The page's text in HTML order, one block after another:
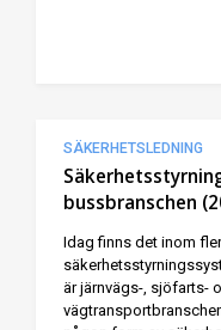
SÄKERHETSLEDNING
bussbranschen
Idag finns det inom
är järnvägs-, sjöfarts-